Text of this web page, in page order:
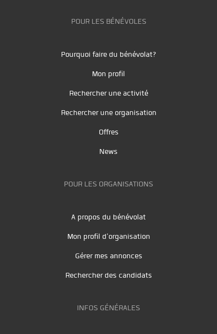
POUR LES BÉNÉVOLES
Pourquoi faire du bénévolat?
Mon profil
Rechercher une activité
Rechercher une organisation
Offres
News
POUR LES ORGANISATIONS
A propos du bénévolat
Mon profil d'organisation
Gérer mes annonces
Rechercher des candidats
INFOS GÉNÉRALES